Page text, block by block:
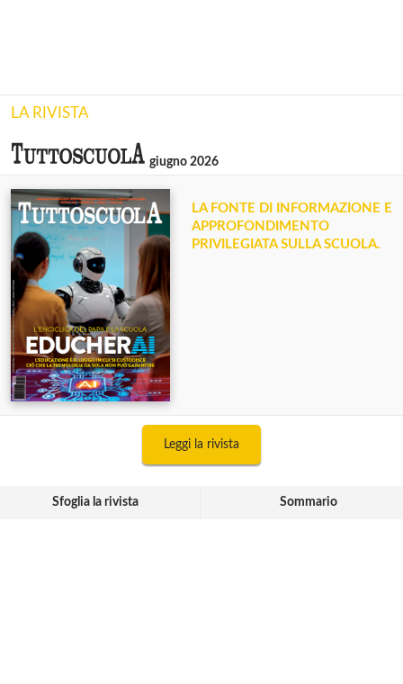
LA RIVISTA
giugno 2026
LA FONTE DI INFORMAZIONE E
APPROFONDIMENTO
PRIVILEGIATA SULLA SCUOLA.
Leggi la rivista
Sfoglia la rivista Sommario